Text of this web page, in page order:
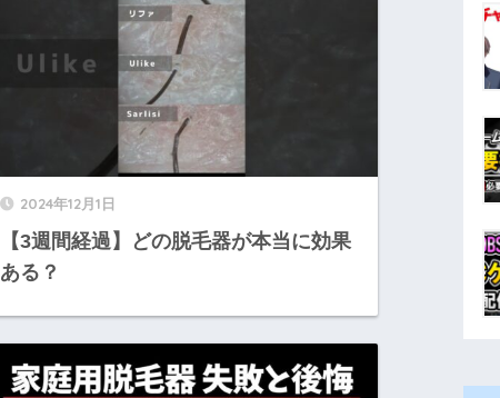
2024年12月1日
【3週間経過】どの脱毛器が本当に効果
ある？